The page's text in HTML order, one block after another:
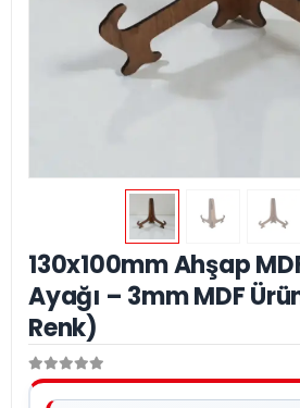
130x100mm Ahşap
Ayağı – 3mm MDF
Renk)